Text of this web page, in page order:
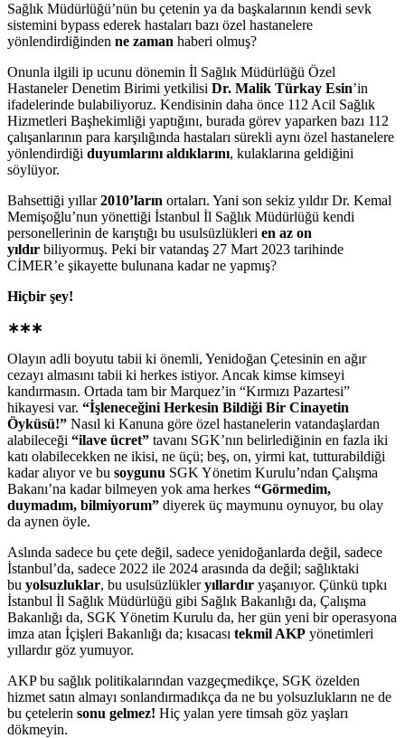
Sağlık Müdürlüğü’nün bu çetenin ya da başkalarının kendi sevk
sistemini bypass ederek hastaları bazı özel hastanelere
yönlendirdiğinden ne zaman haberi olmuş?
Onunla ilgili ip ucunu dönemin İl Sağlık Müdürlüğü Özel
Hastaneler Denetim Birimi yetkilisi Dr. Malik Türkay Esin’in
ifadelerinde bulabiliyoruz. Kendisinin daha önce 112 Acil Sağlık
Hizmetleri Başhekimliği yaptığını, burada görev yaparken bazı 112
çalışanlarının para karşılığında hastaları sürekli aynı özel hastanelere
yönlendirdiği duyumlarını aldıklarını, kulaklarına geldiğini
söylüyor.
Bahsettiği yıllar2010’ların ortaları. Yani son sekiz yıldır Dr. Kemal
Memişoğlu’nun yönettiği İstanbul İl Sağlık Müdürlüğü kendi
personellerinin de karıştığı bu usulsüzlükleri en az on
yıldır biliyormuş. Peki bir vatandaş 27 Mart 2023 tarihinde
CİMER’e şikayette bulunana kadar ne yapmış?
Hiçbir şey!
∗∗∗
Olayın adli boyutu tabii ki önemli, Yenidoğan Çetesinin en ağır
cezayı almasını tabii ki herkes istiyor. Ancak kimse kimseyi
kandırmasın. Ortada tam bir Marquez’in “Kırmızı Pazartesi”
hikayesi var. “İşleneceğini Herkesin Bildiği Bir Cinayetin
Öyküsü!” Nasıl ki Kanuna göre özel hastanelerin vatandaşlardan
alabileceği “ilave ücret” tavanı SGK’nın belirlediğinin en fazla iki
katı olabilecekken ne ikisi, ne üçü; beş, on, yirmi kat, tutturabildiği
kadar alıyor ve bu soygunu SGK Yönetim Kurulu’ndan Çalışma
Bakanı’na kadar bilmeyen yok ama herkes “Görmedim,
duymadım, bilmiyorum” diyerek üç maymunu oynuyor, bu olay
da aynen öyle.
Aslında sadece bu çete değil, sadece yenidoğanlarda değil, sadece
İstanbul’da, sadece 2022 ile 2024 arasında da değil; sağlıktaki
bu yolsuzluklar, bu usulsüzlükleryıllardır yaşanıyor. Çünkü tıpkı
İstanbul İl Sağlık Müdürlüğü gibi Sağlık Bakanlığı da, Çalışma
Bakanlığı da, SGK Yönetim Kurulu da, her gün yeni bir operasyona
imza atan İçişleri Bakanlığı da; kısacası tekmil AKP yönetimleri
yıllardır göz yumuyor.
AKP bu sağlık politikalarından vazgeçmedikçe, SGK özelden
hizmet satın almayı sonlandırmadıkça da ne bu yolsuzlukların ne de
bu çetelerin sonu gelmez! Hiç yalan yere timsah göz yaşları
dökmeyin.